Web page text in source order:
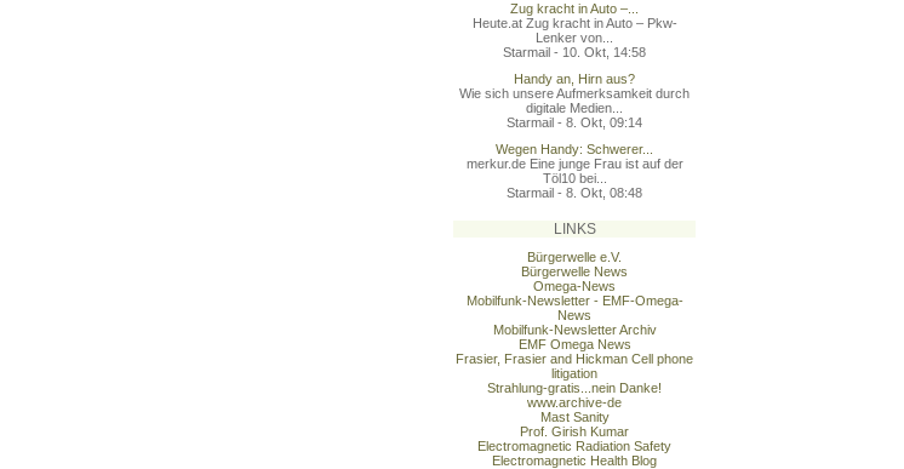
Zug kracht in Auto –...
Heute.at Zug kracht in Auto – Pkw-
Lenker von...
Starmail - 10. Okt, 14:58
Handy an, Hirn aus?
Wie sich unsere Aufmerksamkeit durch
digitale Medien...
Starmail - 8. Okt, 09:14
Wegen Handy: Schwerer...
merkur.de Eine junge Frau ist auf der
Töl10 bei...
Starmail - 8. Okt, 08:48
LINKS
Bürgerwelle e.V.
Bürgerwelle News
Omega-News
Mobilfunk-Newsletter - EMF-Omega-
News
Mobilfunk-Newsletter Archiv
EMF Omega News
Frasier, Frasier and Hickman Cell phone
litigation
Strahlung-gratis...nein Danke!
www.archive-de
Mast Sanity
Prof. Girish Kumar
Electromagnetic Radiation Safety
Electromagnetic Health Blog